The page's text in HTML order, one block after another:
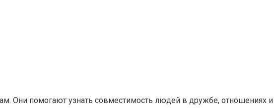
Они помогают узнать совместимость людей в дружбе, отношениях